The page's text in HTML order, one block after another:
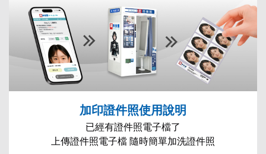
加印證件照使用說明
已經有證件照電子檔了
上傳證件照電子檔 隨時簡單加洗證件照